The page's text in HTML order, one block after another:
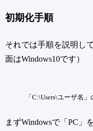
初期化手順
それでは手順を説明し
面はWindows10です）
「C:\Users\ユーザ名
まずWindowsで「PC」